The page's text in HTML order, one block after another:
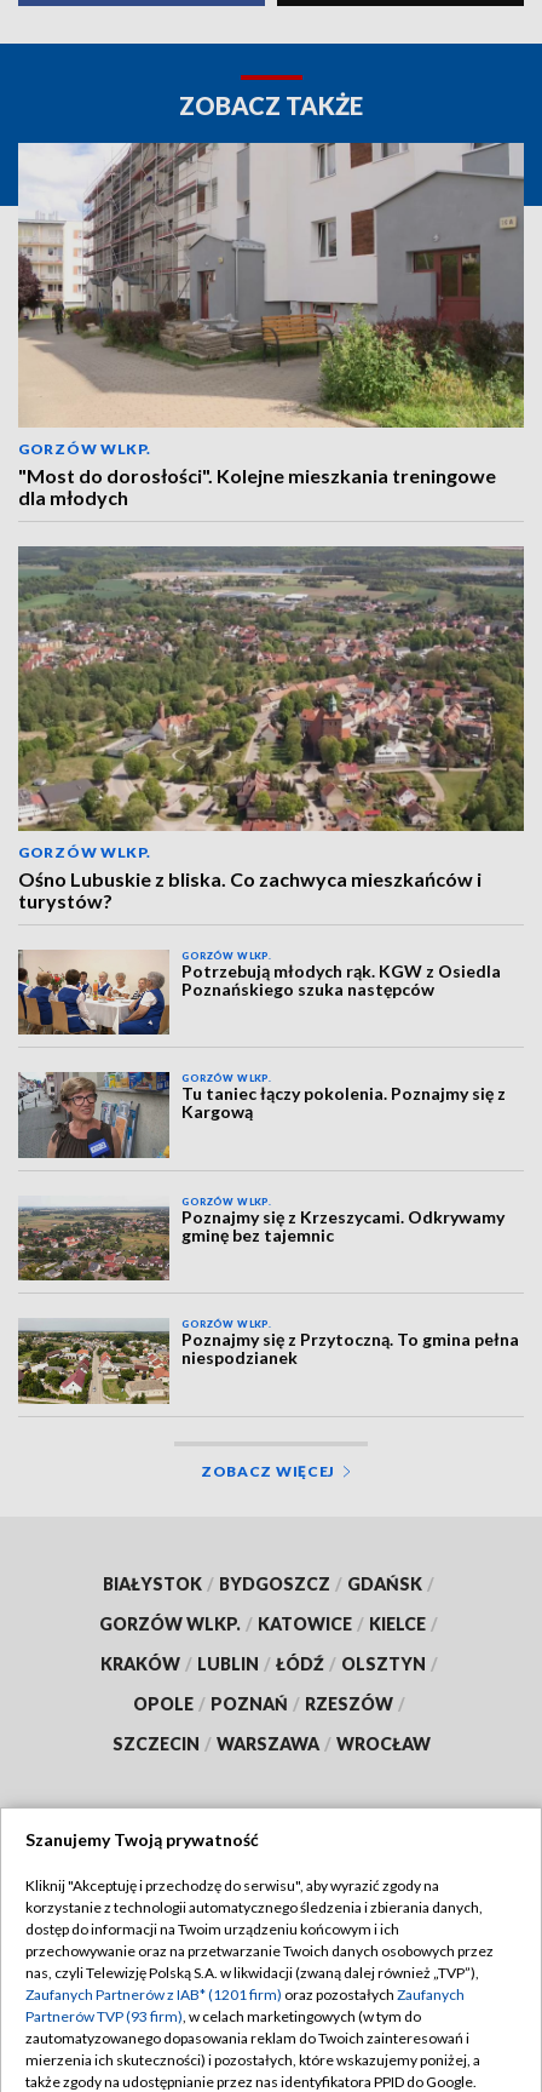
ZOBACZ TAKŻE
GORZÓW WLKP.
"Most do dorosłości". Kolejne mieszkania treningowe
dla młodych
GORZÓW WLKP.
Ośno Lubuskie z bliska. Co zachwyca mieszkańców i
turystów?
GORZÓW WLKP.
Potrzebują młodych rąk. KGW z Osiedla
Poznańskiego szuka następców
GORZÓW WLKP.
Tu taniec łączy pokolenia. Poznajmy się z
Kargową
GORZÓW WLKP.
Poznajmy się z Krzeszycami. Odkrywamy
gminę bez tajemnic
GORZÓW WLKP.
Poznajmy się z Przytoczną. To gmina pełna
niespodzianek
ZOBACZ WIĘCEJ
BIAŁYSTOK / BYDGOSZCZ / GDAŃSK /
GORZÓW WLKP. / KATOWICE / KIELCE /
KRAKÓW / LUBLIN / ŁÓDŹ / OLSZTYN /
OPOLE / POZNAŃ / RZESZÓW /
SZCZECIN / WARSZAWA / WROCŁAW
TVP
Abonament TVP
Emisja w TVP
Centrum informacji TVP
Naziemna Telewizja Cyfrowa
Regulamin TVP
Polityka prywatności
Moje zgody
Pomoc
Szanujemy Twoją prywatność
Kliknij "Akceptuję i przechodzę do serwisu", aby wyrazić zgody na
korzystanie z technologii automatycznego śledzenia i zbierania danych,
dostęp do informacji na Twoim urządzeniu końcowym i ich
przechowywanie oraz na przetwarzanie Twoich danych osobowych przez
nas, czyli Telewizję Polską S.A. w likwidacji (zwaną dalej również „TVP”),
Zaufanych Partnerów z IAB* (1201 firm) oraz pozostałych Zaufanych
Partnerów TVP (93 firm), w celach marketingowych (w tym do
zautomatyzowanego dopasowania reklam do Twoich zainteresowań i
mierzenia ich skuteczności) i pozostałych, które wskazujemy poniżej, a
także zgody na udostępnianie przez nas identyfikatora PPID do Google.